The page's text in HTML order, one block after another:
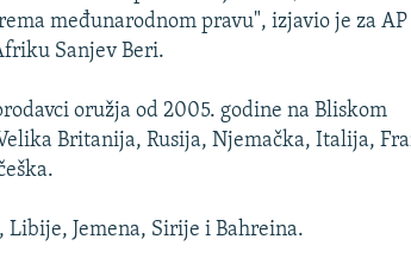
međunarodnom pravu", izjavio je za
Sanjev Beri.
oružja od 2005. godine na Bliskom
Britanija, Rusija, Njemačka, Italija,
Jemena, Sirije i Bahreina.